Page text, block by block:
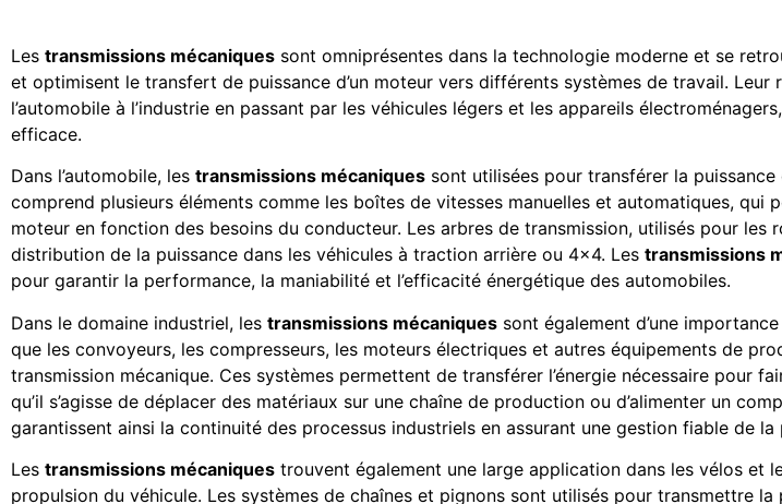
Les transmissions mécaniques sont omniprésentes dans la technologie moderne et se
et optimisent le transfert de puissance d’un moteur vers différents systèmes de travail.
l’automobile à l’industrie en passant par les véhicules légers et les appareils
efficace.
Dans l’automobile, les transmissions mécaniques sont utilisées pour transférer la
comprend plusieurs éléments comme les boîtes de vitesses manuelles et automatiques, qui
moteur en fonction des besoins du conducteur. Les arbres de transmission, utilisés pour les
distribution de la puissance dans les véhicules à traction arrière ou 4×4. Les transmissions
pour garantir la performance, la maniabilité et l’efficacité énergétique des automobiles.
Dans le domaine industriel, les transmissions mécaniques sont également d’une
que les convoyeurs, les compresseurs, les moteurs électriques et autres équipements de
transmission mécanique. Ces systèmes permettent de transférer l’énergie nécessaire pour
qu’il s’agisse de déplacer des matériaux sur une chaîne de production ou d’alimenter un
garantissent ainsi la continuité des processus industriels en assurant une gestion fiable de la
Les transmissions mécaniques trouvent également une large application dans les vélos et
propulsion du véhicule. Les systèmes de chaînes et pignons sont utilisés pour transmettre